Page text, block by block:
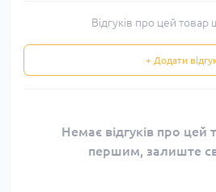
Відгуків про цей товар
+ Додати
Немає відгуків про цей
першим, залиште